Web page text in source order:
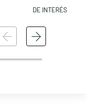
DE INTERÉS